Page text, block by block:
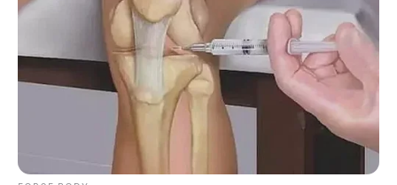
DP MULAI
100RBNETT
Honda, Yamaha, Suzuki, Kawasaki
✅ Proses 1 Jam Langsung ACC
✅ Syarat Cukup KTP & KK